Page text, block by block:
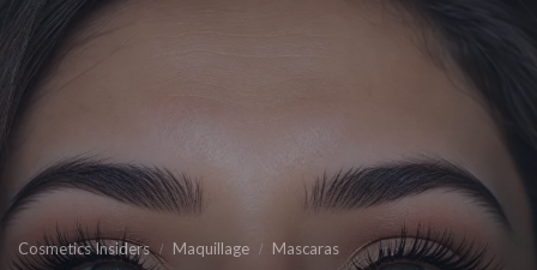
Cosmetics Insiders Maquillage Mascaras